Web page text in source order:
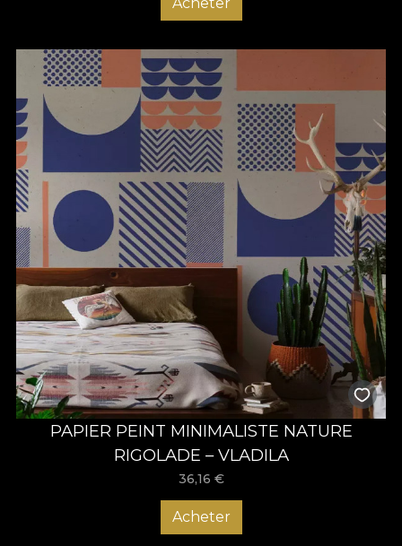
PAPIER PEINT MINIMALISTE NATURE
RIGOLADE – VLADILA
36,16 €
Acheter